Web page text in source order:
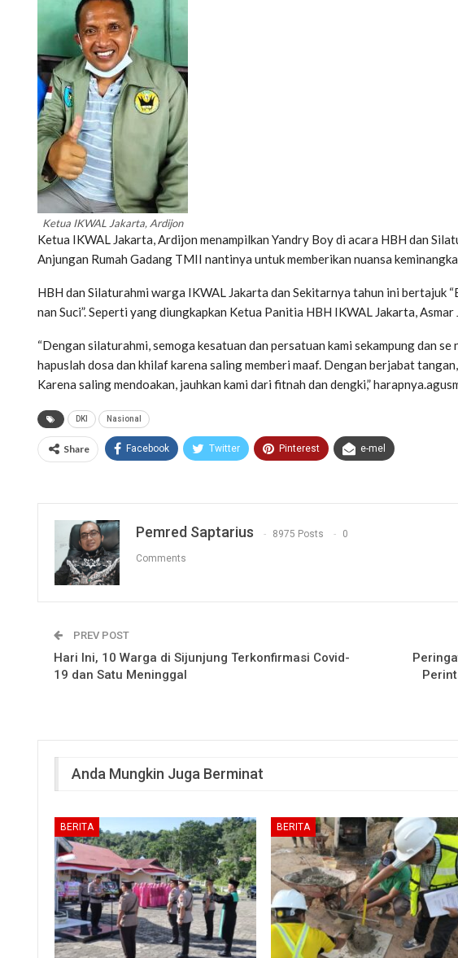
Ketua IKWAL Jakarta, Ardijon
Ketua IKWAL Jakarta, Ardijon menampilkan Yandry Boy di acara HBH dan
Anjungan Rumah Gadang TMII nantinya untuk memberikan nuansa
HBH dan Silaturahmi warga IKWAL Jakarta dan Sekitarnya tahun ini bertajuk
nan Suci”. Seperti yang diungkapkan Ketua Panitia HBH IKWAL Jakarta,
“Dengan silaturahmi, semoga kesatuan dan persatuan kami sekampung dan
hapuslah dosa dan khilaf karena saling memberi maaf. Dengan berjabat
Karena saling mendoakan, jauhkan kami dari fitnah dan dengki,”
DKI Nasional
Share Facebook Twitter Pinterest e-mel
Pemred Saptarius 8975 Posts 0
Comments
PREV POST
Hari Ini, 10 Warga di Sijunjung Terkonfirmasi Covid-
19 dan Satu Meninggal
Anda Mungkin Juga Berminat
BERITA BERITA